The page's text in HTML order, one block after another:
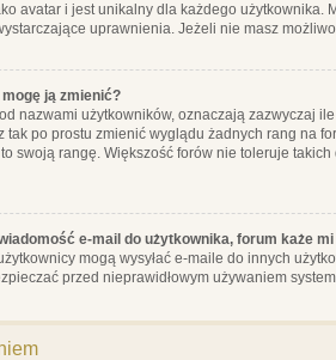
avatar i jest unikalny dla każdego użytkownika.
uprawnienia. Jeżeli nie masz
ją zmienić?
nazwami użytkowników, oznaczają zazwyczaj
tak po prostu zmienić wyglądu żadnych rang na
swoją rangę. Większość forów nie toleruje
e-mail do użytkownika, forum każe
mogą wysyłać e-maile do innych
przed nieprawidłowym używaniem